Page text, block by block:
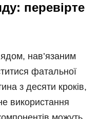
перевірте
нав’язаним
фатальної
з десяти кроків,
використання